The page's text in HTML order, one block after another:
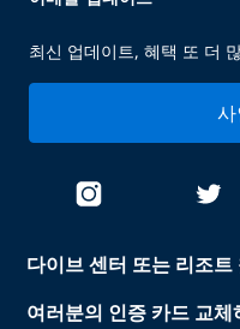
다이브 센터 또는 리조트
여러분의 인증 카드 교체
최신 업데이트, 혜택 또 더